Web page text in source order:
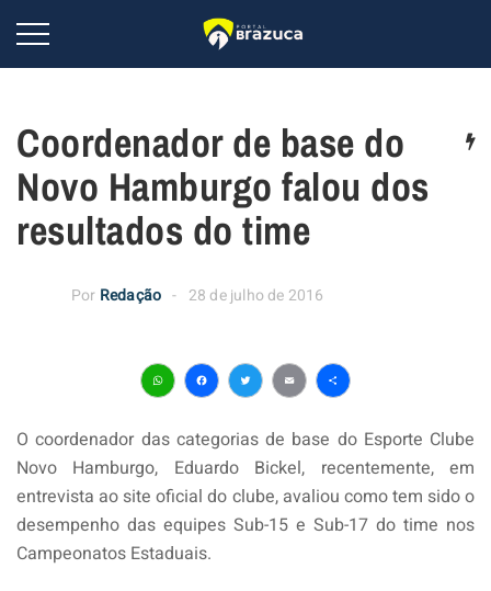
Coordenador de base do
Novo Hamburgo falou dos
resultados do time
Por Redação 28 de julho de 2016
WhatsApp
Facebook
Twitter
EmailShare
O coordenador das categorias de base do Esporte Clube
Novo Hamburgo, Eduardo Bickel, recentemente, em
entrevista ao site oficial do clube, avaliou como tem sido o
desempenho das equipes Sub-15 e Sub-17 do time nos
Campeonatos Estaduais.